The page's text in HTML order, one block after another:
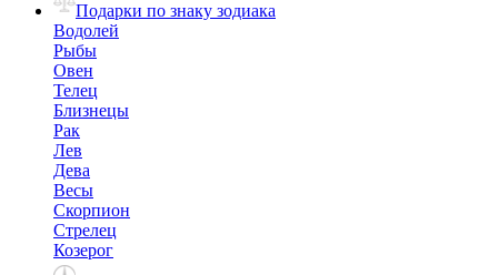
Подарки по знаку зодиака
Водолей
Рыбы
Овен
Телец
Близнецы
Рак
Лев
Дева
Весы
Скорпион
Стрелец
Козерог